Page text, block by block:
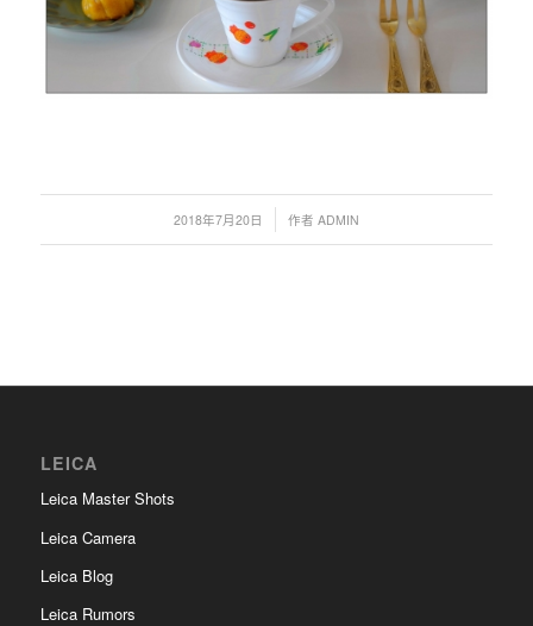
2018年7月20日
/ 作者 ADMIN
LEICA
Leica Master Shots
Leica Camera
Leica Blog
Leica Rumors